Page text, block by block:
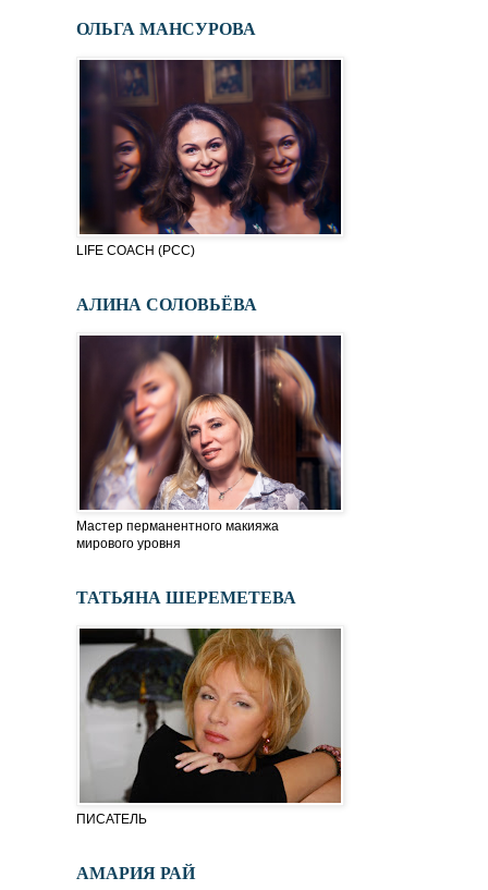
ОЛЬГА МАНСУРОВА
LIFE COACH (PСC)
АЛИНА СОЛОВЬЁВА
Мастер перманентного макияжа
мирового уровня
ТАТЬЯНА ШЕРЕМЕТЕВА
ПИСАТЕЛЬ
АМАРИЯ РАЙ